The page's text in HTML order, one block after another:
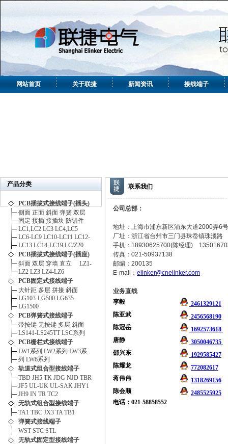
网站首页 关于联捷 新闻资讯 接线端子
产品分类
PCB插拔式接线端子(插头)
侧面 正面 斜面 弹簧 双层
固定 接插 接插块 防错件
LC1,LC2 LC3 LC4,LC5
LC6-LC9 LC10-LC11 LC12-
LC13 LC14-LC19 LC/Z20
PCB插拔式接线端子(插座)
斜面 双层 穿墙 直立
LZ1-
LZ2 LZ3 LZ4-LZ6
PCB固定式接线端子
大针距 多层 拼接 斜面
LG103-LG500 LG635-
LG1500
PCB弹簧式接线端子
带按键 无按键 多层 斜面
LS141-LS245TT LSC系列
PCB栅栏式接线端子
LW1系列 LW2系列 LW3系
列 LW6系列
轨道式组合型接线端子
TBD JH5 TK JDG NJD TBR
JF5 UL-UK UL-SAK JHY1
JH9 IN TR TC2
无轨式组合型接线端子
TA1 TBC JX3 TA TB1
弹簧式接线端子
WST STC STL
无轨式固定型接线端子
联系我们
公司总部：
地址：上海市浦东新区浦东大道2000弄6
厂址：浙江省台州市三门县珠岙镇珠溪路
手机：18930625700(陈经理)
传真：021-50937138
邮编：200135
E-mail： elinker@cnelinker.com
业务直线
李毅
2461329121
陈亚武
2456568190
陈冠岳
1692573618
唐静
3050046735
邵兴东
1929585427
陈耀龙
772082617
蒋伟伟
1318269156
陈会顺
2485525925
电话：021-58858552